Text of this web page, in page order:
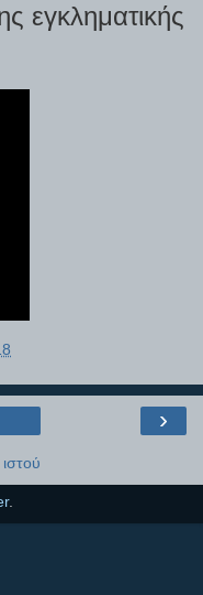
εγκληματικής
›
.